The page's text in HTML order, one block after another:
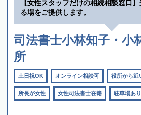
【女性スタッフだけの相続相談窓口
る場をご提供します。
司法書士小林知子・小
所
土日祝OK オンライン相談可 役所から近
所長が女性 女性司法書士在籍 駐車場あり